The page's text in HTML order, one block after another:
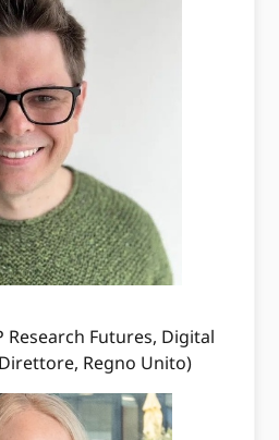
Research Futures, Digital
Regno Unito)